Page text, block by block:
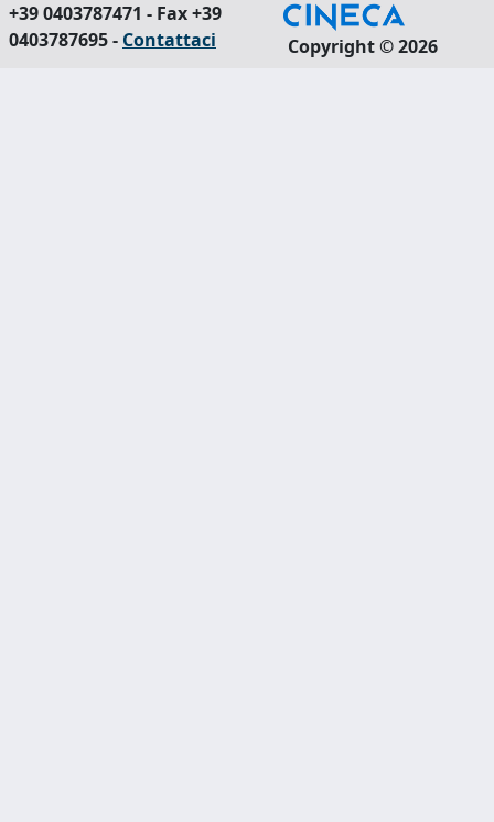
+39 0403787471 - Fax +39
0403787695 - Contattaci Copyright © 2026